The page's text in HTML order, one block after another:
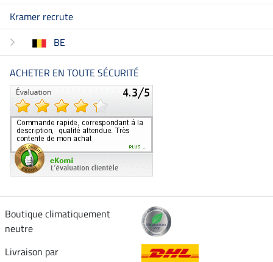
Kramer recrute
BE
ACHETER EN TOUTE SÉCURITÉ
Boutique climatiquement
neutre
Livraison par